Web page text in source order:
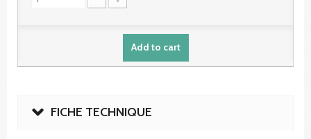
Add to cart
FICHE TECHNIQUE